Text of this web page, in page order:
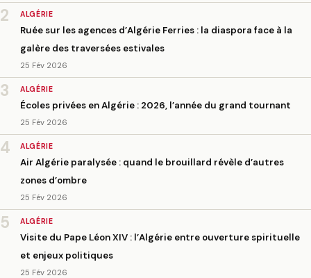
2 ALGÉRIE
Ruée sur les agences d’Algérie Ferries : la diaspora face à la
galère des traversées estivales
25 Fév 2026
3 ALGÉRIE
Écoles privées en Algérie : 2026, l’année du grand tournant
25 Fév 2026
4 ALGÉRIE
Air Algérie paralysée : quand le brouillard révèle d’autres
zones d’ombre
25 Fév 2026
5 ALGÉRIE
Visite du Pape Léon XIV : l’Algérie entre ouverture spirituelle
et enjeux politiques
25 Fév 2026